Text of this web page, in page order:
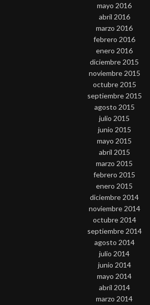
mayo 2016
abril 2016
marzo 2016
febrero 2016
enero 2016
diciembre 2015
noviembre 2015
octubre 2015
septiembre 2015
agosto 2015
julio 2015
junio 2015
mayo 2015
abril 2015
marzo 2015
febrero 2015
enero 2015
diciembre 2014
noviembre 2014
octubre 2014
septiembre 2014
agosto 2014
julio 2014
junio 2014
mayo 2014
abril 2014
marzo 2014